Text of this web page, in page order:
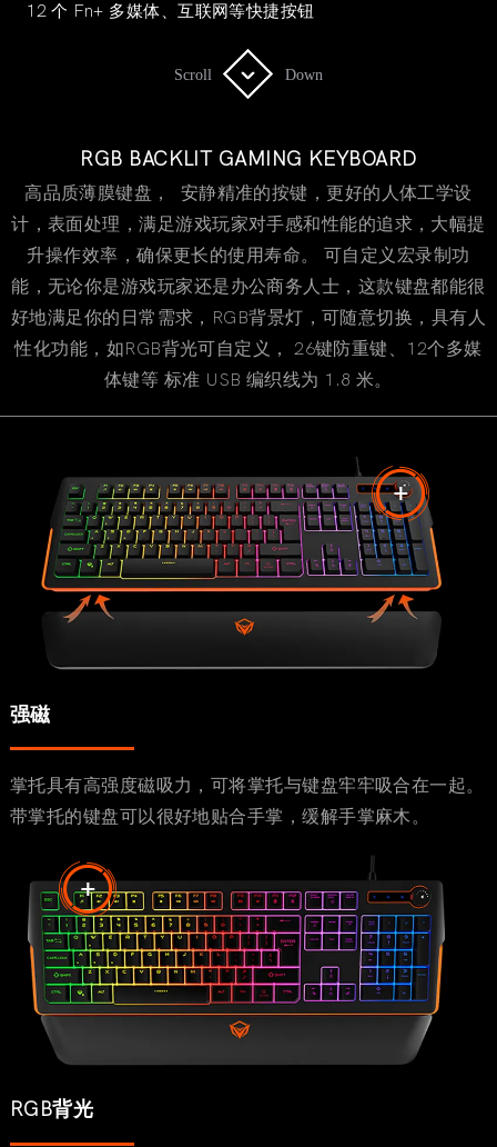
12 个 Fn+ 多媒体、互联网等快捷按钮
Scroll Down
Scroll Down
RGB BACKLIT GAMING KEYBOARD
高品质薄膜键盘， 安静精准的按键，更好的人体工学设
计，表面处理，满足游戏玩家对手感和性能的追求，大幅提
升操作效率，确保更长的使用寿命。 可自定义宏录制功
能，无论你是游戏玩家还是办公商务人士，这款键盘都能很
好地满足你的日常需求，RGB背景灯，可随意切换，具有人
性化功能，如RGB背光可自定义， 26键防重键、12个多媒
体键等 标准 USB 编织线为 1.8 米。
强磁
掌托具有高强度磁吸力，可将掌托与键盘牢牢吸合在一起。
带掌托的键盘可以很好地贴合手掌，缓解手掌麻木。
RGB背光